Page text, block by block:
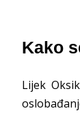
Kako
Lijek